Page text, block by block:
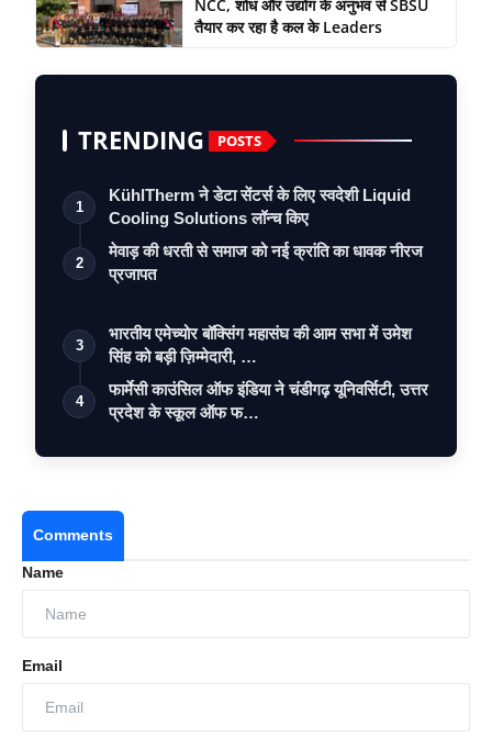
NCC, शोध और उद्योग के अनुभव से SBSU
तैयार कर रहा है कल के Leaders
TRENDING POSTS
1
KühlTherm ने डेटा सेंटर्स के लिए स्वदेशी Liquid
Cooling Solutions लॉन्च किए
2
मेवाड़ की धरती से समाज को नई क्रांति का धावक नीरज
प्रजापत
3
भारतीय एमेच्योर बॉक्सिंग महासंघ की आम सभा में उमेश
सिंह को बड़ी ज़िम्मेदारी, …
4
फार्मेसी काउंसिल ऑफ इंडिया ने चंडीगढ़ यूनिवर्सिटी, उत्तर
प्रदेश के स्कूल ऑफ फ…
Comments
Name
Email